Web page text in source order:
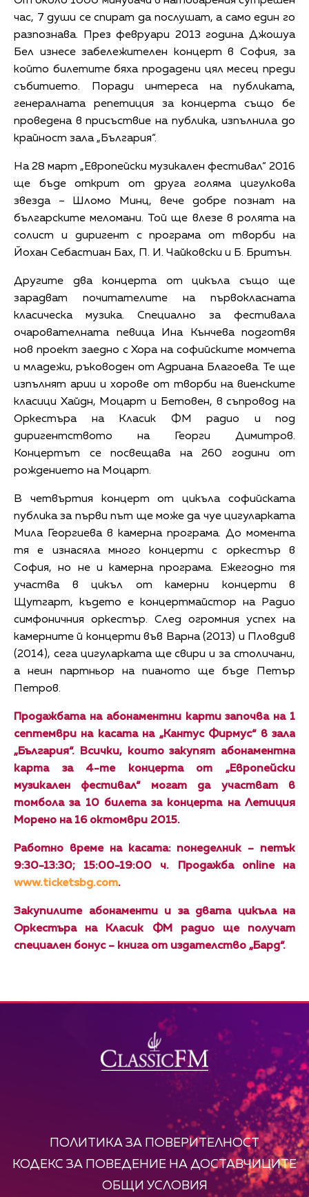
час, 7 души се спират да послушат, а само един го
разпознава. През февруари 2013 година Джошуа
Бел изнесе забележителен концерт в София, за
който билетите бяха продадени цял месец преди
събитието. Поради интереса на публиката,
генералната репетиция за концерта също бе
проведена в присъствие на публика, изпълнила до
крайност зала „България“.
На 28 март „Европейски музикален фестивал“ 2016
ще бъде открит от друга голяма цигулкова
звезда – Шломо Минц, вече добре познат на
българските меломани. Той ще влезе в ролята на
солист и диригент с програма от творби на
Йохан Себастиан Бах, П. И. Чайковски и Б. Бритън.
Другите два концерта от цикъла също ще
зарадват почитателите на първокласната
класическа музика. Специално за фестивала
очарователната певица Ина Кънчева подготвя
нов проект заедно с Хора на софийските момчета
и младежи, ръководен от Адриана Благоева. Те ще
изпълнят арии и хорове от творби на виенските
класици Хайдн, Моцарт и Бетовен, в съпровод на
Оркестъра на Класик ФМ радио и под
диригентството на Георги Димитров.
Концертът се посвещава на 260 години от
рождението на Моцарт.
В четвъртия концерт от цикъла софийската
публика за първи път ще може да чуе цигуларката
Мила Георгиева в камерна програма. До момента
тя е изнасяла много концерти с оркестър в
София, но не и камерна програма. Ежегодно тя
участва в цикъл от камерни концерти в
Щутгарт, където е концертмайстор на Радио
симфоничния оркестър. След огромния успех на
камерните й концерти във Варна (2013) и Пловдив
(2014), сега цигуларката ще свири и за столичани,
а неин партньор на пианото ще бъде Петър
Петров.
Продажбата на абонаментни карти започва на 1
септември на касата на „Кантус Фирмус“ в зала
„България“. Всички, които закупят абонаментна
карта за 4-те концерта от „Европейски
музикален фестивал“ могат да участват в
томбола за 10 билета за концерта на Летиция
Морено на 16 октомври 2015.
Работно време на касата: понеделник – петък
9:30-13:30; 15:00-19:00 ч. Продажба online на
www.ticketsbg.com.
Закупилите абонаменти и за двата цикъла на
Оркестъра на Класик ФМ радио ще получат
специален бонус – книга от издателство „Бард“.
ПОЛИТИКА ЗА ПОВЕРИТЕЛНОСТ
КОДЕКС ЗА ПОВЕДЕНИЕ НА ДОСТАВЧИЦИТЕ
ОБЩИ УСЛОВИЯ